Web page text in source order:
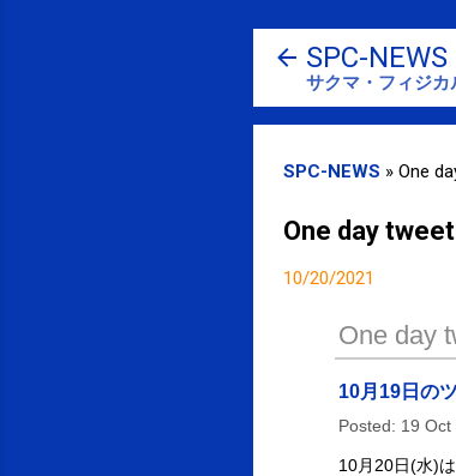
SPC-NEWS
サクマ・フィジ
SPC-NEWS » One
One day
10/20/2021
One day
10月19日の
Posted: 19 Oct
10月20日(水)